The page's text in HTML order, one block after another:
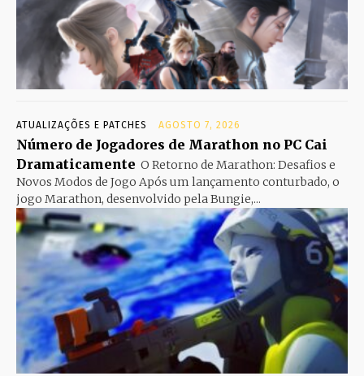
ATUALIZAÇÕES E PATCHES AGOSTO 7, 2026
Número de Jogadores de Marathon no PC Cai
Dramaticamente O Retorno de Marathon: Desafios e
Novos Modos de Jogo Após um lançamento conturbado, o
jogo Marathon, desenvolvido pela Bungie,...